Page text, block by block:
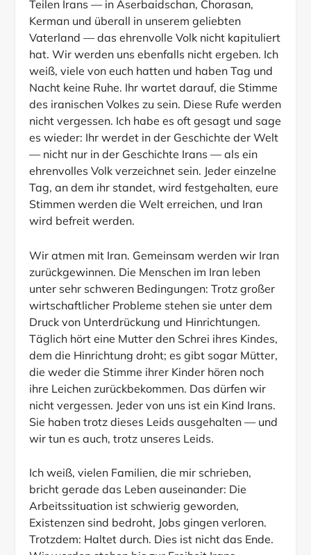
Teilen Irans — in Aserbaidschan, Chorasan,
Kerman und überall in unserem geliebten
Vaterland — das ehrenvolle Volk nicht kapituliert
hat. Wir werden uns ebenfalls nicht ergeben. Ich
weiß, viele von euch hatten und haben Tag und
Nacht keine Ruhe. Ihr wartet darauf, die Stimme
des iranischen Volkes zu sein. Diese Rufe werden
nicht vergessen. Ich habe es oft gesagt und sage
es wieder: Ihr werdet in der Geschichte der Welt
— nicht nur in der Geschichte Irans — als ein
ehrenvolles Volk verzeichnet sein. Jeder einzelne
Tag, an dem ihr standet, wird festgehalten, eure
Stimmen werden die Welt erreichen, und Iran
wird befreit werden.
Wir atmen mit Iran. Gemeinsam werden wir Iran
zurückgewinnen. Die Menschen im Iran leben
unter sehr schweren Bedingungen: Trotz großer
wirtschaftlicher Probleme stehen sie unter dem
Druck von Unterdrückung und Hinrichtungen.
Täglich hört eine Mutter den Schrei ihres Kindes,
dem die Hinrichtung droht; es gibt sogar Mütter,
die weder die Stimme ihrer Kinder hören noch
ihre Leichen zurückbekommen. Das dürfen wir
nicht vergessen. Jeder von uns ist ein Kind Irans.
Sie haben trotz dieses Leids ausgehalten — und
wir tun es auch, trotz unseres Leids.
Ich weiß, vielen Familien, die mir schrieben,
bricht gerade das Leben auseinander: Die
Arbeitssituation ist schwierig geworden,
Existenzen sind bedroht, Jobs gingen verloren.
Trotzdem: Haltet durch. Dies ist nicht das Ende.